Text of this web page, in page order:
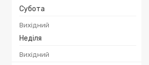
Субота
Вихідний
Неділя
Вихідний